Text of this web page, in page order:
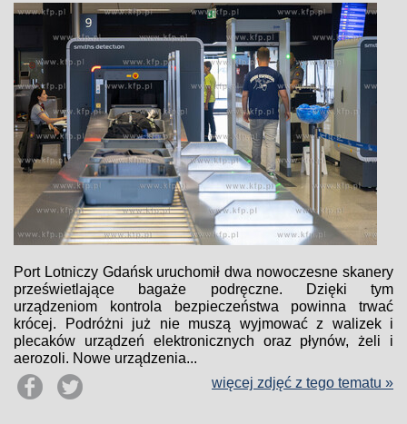
Port Lotniczy Gdańsk uruchomił dwa nowoczesne skanery
prześwietlające bagaże podręczne. Dzięki tym
urządzeniom kontrola bezpieczeństwa powinna trwać
krócej. Podróżni już nie muszą wyjmować z walizek i
plecaków urządzeń elektronicznych oraz płynów, żeli i
aerozoli. Nowe urządzenia...
więcej zdjęć z tego tematu »